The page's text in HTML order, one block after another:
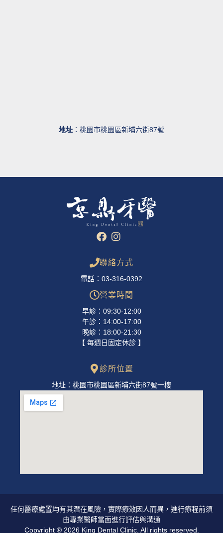
地址 ：桃園市桃園區新埔六街87號
聯絡方式
電話：03-316-0392
營業時間
早診：09:30-12:00
午診：14:00-17:00
晚診：18:00-21:30
【 每週日固定休診 】
診所位置
地址：桃園市桃園區新埔六街87號一樓
任何醫療處置均有其潛在風險，實際療效因人而異，進行療程前須
由專業醫師當面進行評估與溝通
Copyright ® 2026 King Dental Clinic. All rights reserved.